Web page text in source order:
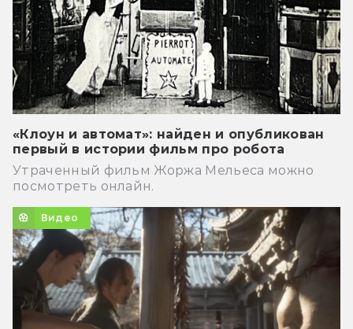
«Клоун и автомат»: найден и опубликован
первый в истории фильм про робота
Утраченный фильм Жоржа Мельеса можно
посмотреть онлайн.
Видео